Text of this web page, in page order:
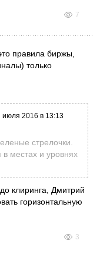
7
правила биржы,
только
июля 2016 в 13:13
стрелочки.
местах и уровнях
клиринга, Дмитрий
горизонтальную
3